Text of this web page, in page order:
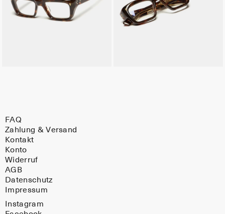
FAQ
Zahlung & Versand
Kontakt
Konto
Widerruf
AGB
Datenschutz
Impressum
Instagram